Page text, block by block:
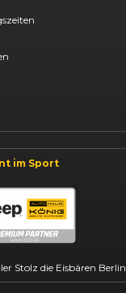
im Sport
Stolz die Eisbären Berlin.